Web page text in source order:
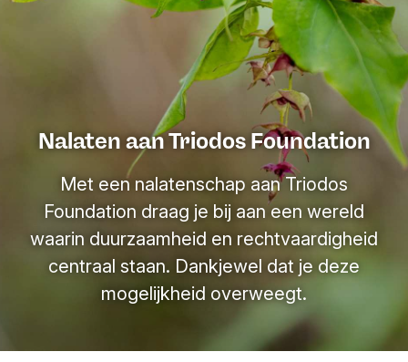
Nalaten aan Triodos Foundation
Met een nalatenschap aan Triodos
Foundation draag je bij aan een wereld
waarin duurzaamheid en rechtvaardigheid
centraal staan. Dankjewel dat je deze
mogelijkheid overweegt.